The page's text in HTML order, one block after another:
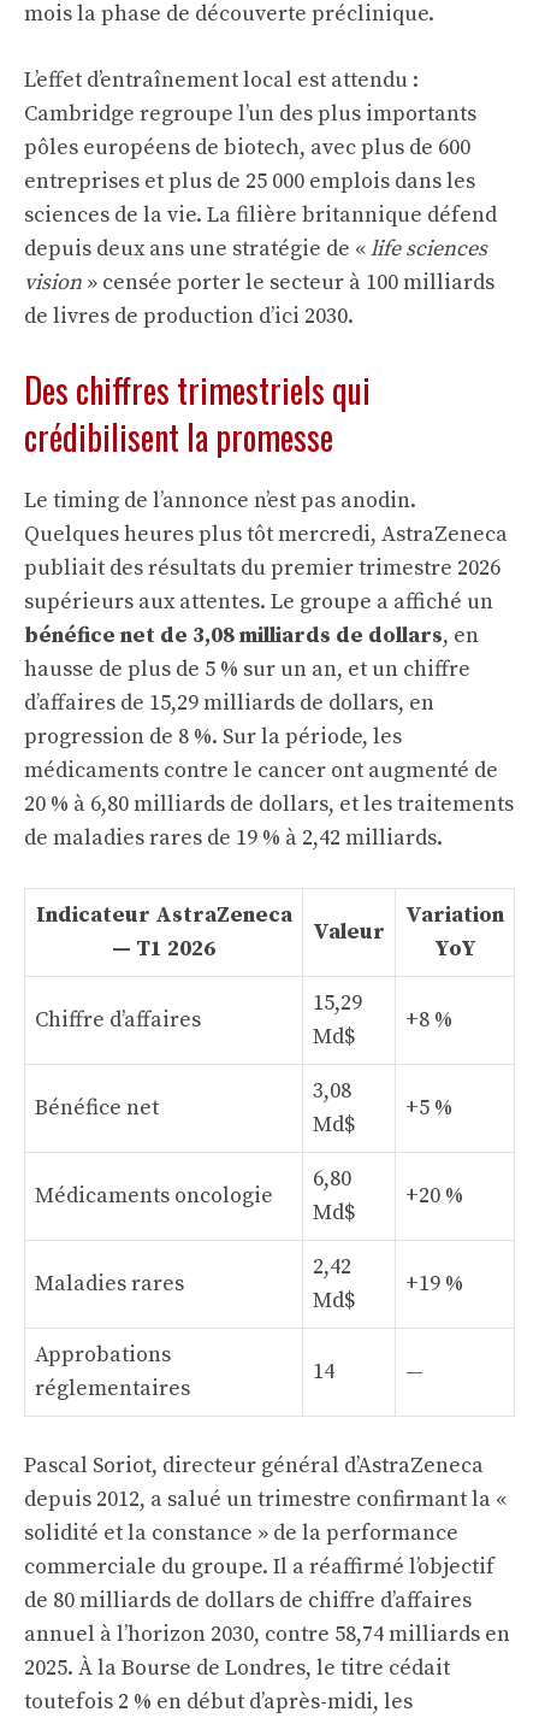
mois la phase de découverte préclinique.
L’effet d’entraînement local est attendu :
Cambridge regroupe l’un des plus importants
pôles européens de biotech, avec plus de 600
entreprises et plus de 25 000 emplois dans les
sciences de la vie. La filière britannique défend
depuis deux ans une stratégie de «life sciences
vision » censée porter le secteur à 100 milliards
de livres de production d’ici 2030.
Des chiffres trimestriels qui
crédibilisent la promesse
Le timing de l’annonce n’est pas anodin.
Quelques heures plus tôt mercredi, AstraZeneca
publiait des résultats du premier trimestre 2026
supérieurs aux attentes. Le groupe a affiché un
bénéfice net de 3,08 milliards de dollars, en
hausse de plus de 5 % sur un an, et un chiffre
d’affaires de 15,29 milliards de dollars, en
progression de 8 %. Sur la période, les
médicaments contre le cancer ont augmenté de
20 % à 6,80 milliards de dollars, et les traitements
de maladies rares de 19 % à 2,42 milliards.
Indicateur AstraZeneca
— T1 2026
Valeur
Variation
YoY
Chiffre d’affaires
15,29
Md$
+8 %
Bénéfice net
3,08
Md$
+5 %
Médicaments oncologie
6,80
Md$
+20 %
Maladies rares
2,42
Md$
+19 %
Approbations
réglementaires
14 —
Pascal Soriot, directeur général d’AstraZeneca
depuis 2012, a salué un trimestre confirmant la «
solidité et la constance » de la performance
commerciale du groupe. Il a réaffirmé l’objectif
de 80 milliards de dollars de chiffre d’affaires
annuel à l’horizon 2030, contre 58,74 milliards en
2025. À la Bourse de Londres, le titre cédait
toutefois 2 % en début d’après-midi, les